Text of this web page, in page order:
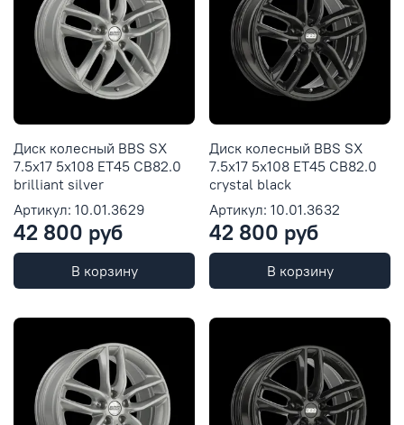
Диск колесный BBS SX
7.5x17 5x108 ET45 CB82.0
brilliant silver
Артикул: 10.01.3629
42 800 руб
В корзину
Диск колесный BBS SX
7.5x17 5x108 ET45 CB82.0
crystal black
Артикул: 10.01.3632
42 800 руб
В корзину